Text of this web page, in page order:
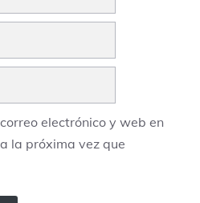
electrónico y web en
la próxima vez que